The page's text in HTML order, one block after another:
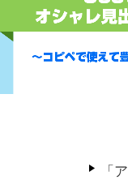
CSSでおしゃれ「